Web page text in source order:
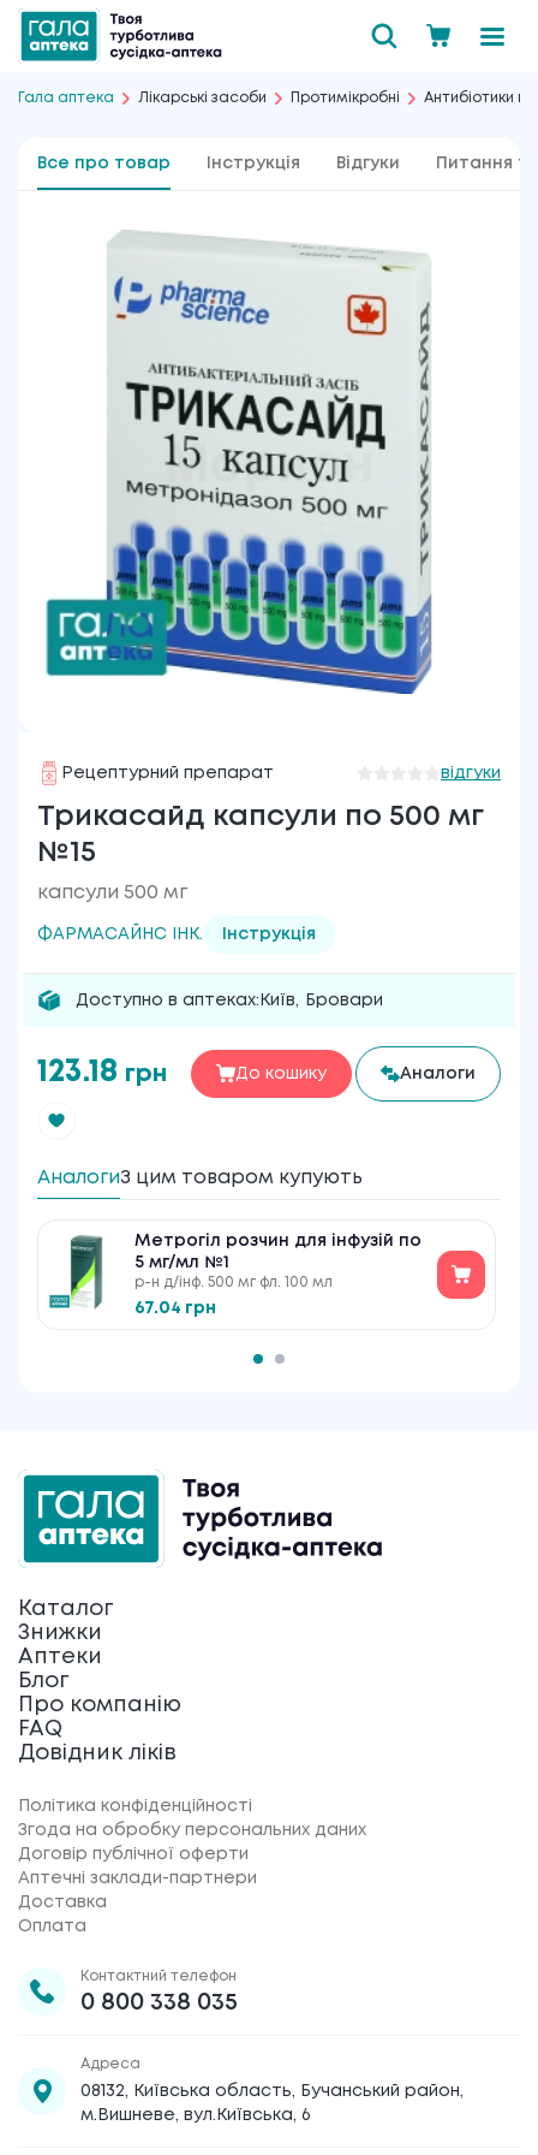
Гала аптека Лікарські засоби Протимікробні Антибіотики
Все про товар Інструкція Відгуки Питання та
Рецептурний препарат відгуки
Трикасайд капсули по 500 мг
№15
капсули 500 мг
ФАРМАСАЙНС ІНК. Інструкція
Доступно в аптеках: Київ, Бровари
123.18 грн До кошику Аналоги
АналогиЗ цим товаром купують
Метрогіл розчин для інфузій по
5 мг/мл №1
р-н д/інф. 500 мг фл. 100 мл
67.04 грн
Каталог
Знижки
Аптеки
Блог
Про компанію
FAQ
Довідник ліків
Політика конфіденційності
Згода на обробку персональних даних
Договір публічної оферти
Аптечні заклади-партнери
Доставка
Оплата
Контактний телефон
0 800 338 035
Адреса
08132, Київська область, Бучанський район,
м.Вишневе, вул.Київська, 6